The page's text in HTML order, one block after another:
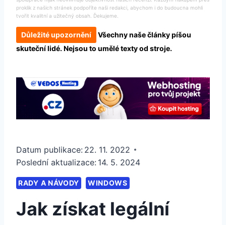
proklik z našich stránek podpoříte naši redakci, abychom i do budoucna mohli
tvořit kvalitní a užitečný obsah. Ďekujeme.
Důležité upozornění
Všechny naše články píšou
skuteční lidé. Nejsou to umělé texty od stroje.
Datum publikace: 22. 11. 2022
Poslední aktualizace: 14. 5. 2024
RADY A NÁVODY WINDOWS
Jak získat legální